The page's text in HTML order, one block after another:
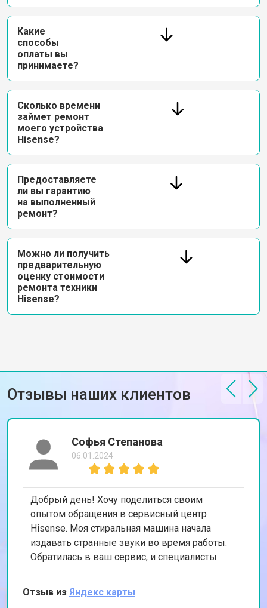
Какие
способы
оплаты вы
принимаете?
Сколько времени
займет ремонт
моего устройства
Hisense?
Предоставляете
ли вы гарантию
на выполненный
ремонт?
Можно ли получить
предварительную
оценку стоимости
ремонта техники
Hisense?
Отзывы наших клиентов
Софья Степанова
06.01.2024
Добрый день! Хочу поделиться своим
опытом обращения в сервисный центр
Hisense. Моя стиральная машина начала
издавать странные звуки во время работы.
Обратилась в ваш сервис, и специалисты
быстро выявили проблему с подшипниками.
После их замены машина стала работать тихо
и эффективно. Очень довольна качеством
Отзыв из Яндекс карты